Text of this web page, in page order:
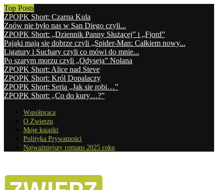
Top Posts
ZPOPK Short: Czarna Kula
Znów nie było nas w San Diego czyli...
ZPOPK Short: „Dziennik Panny Służącej” i „Fjord”
Pająki mają się dobrze czyli „Spider-Man: Całkiem nowy...
Ligatury i Suchary czyli co mówi do mnie...
Po szarym morzu czyli „Odyseja” Nolana
ZPOPK Short: Alice nad Steve
ZPOPK Short: Król Dopalaczy
ZPOPK Short: Seria „Jak się robi…”
ZPOPK Short: „Co do kury…?”
Współpraca
O Zwierzu
Moje książki
Polityka Prywatności
Najważniejszy romans 2025 roku